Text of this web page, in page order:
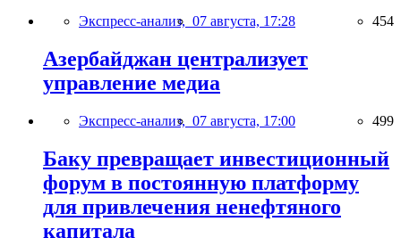
Экспресс-анализ, 07 августа, 17:28 454
Азербайджан централизует
управление медиа
Экспресс-анализ, 07 августа, 17:00 499
Баку превращает инвестиционный
форум в постоянную платформу
для привлечения ненефтяного
капитала